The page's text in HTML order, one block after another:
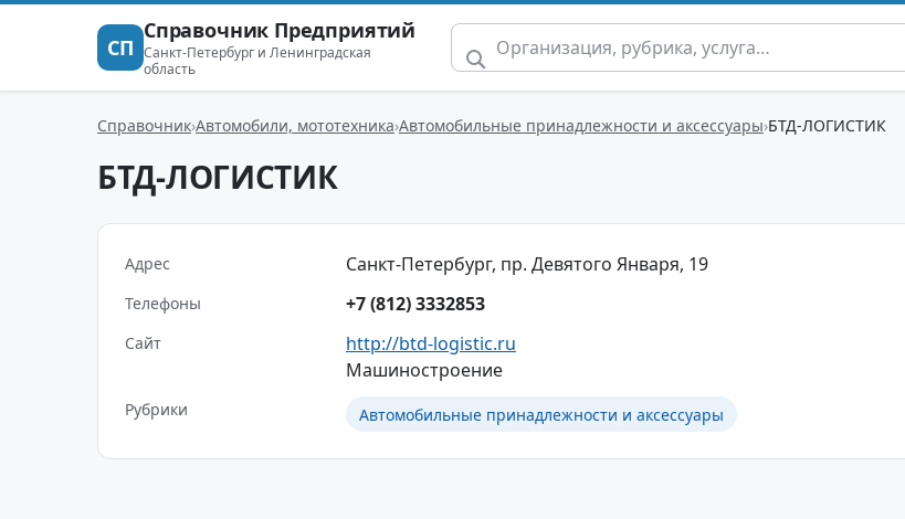
СП
Справочник Предприятий
Санкт-Петербург и Ленинградская
область
Справочник Автомобили, мототехника Автомобильные принадлежности и аксессуары БТД-ЛОГИСТИК
БТД-ЛОГИСТИК
Адрес Санкт-Петербург, пр. Девятого Января, 19
Телефоны +7 (812) 3332853
Сайт
http://btd-logistic.ru
Машиностроение
Рубрики Автомобильные принадлежности и аксессуары